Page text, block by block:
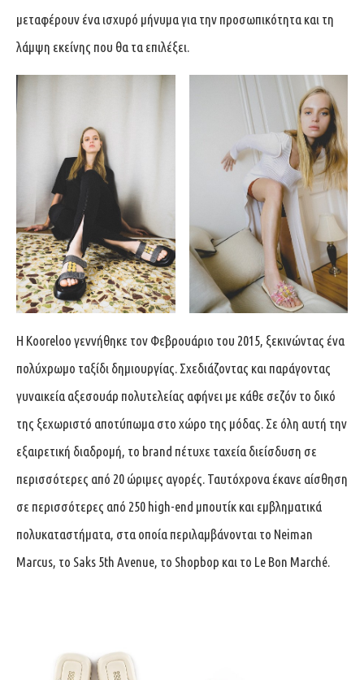
μεταφέρουν ένα ισχυρό μήνυμα για την προσωπικότητα και τη
λάμψη εκείνης που θα τα επιλέξει.
Η Kooreloo γεννήθηκε τον Φεβρουάριο του 2015, ξεκινώντας ένα
πολύχρωμο ταξίδι δημιουργίας. Σχεδιάζοντας και παράγοντας
γυναικεία αξεσουάρ πολυτελείας αφήνει με κάθε σεζόν το δικό
της ξεχωριστό αποτύπωμα στο χώρο της μόδας. Σε όλη αυτή την
εξαιρετική διαδρομή, το brand πέτυχε ταχεία διείσδυση σε
περισσότερες από 20 ώριμες αγορές. Ταυτόχρονα έκανε αίσθηση
σε περισσότερες από 250 high-end μπουτίκ και εμβληματικά
πολυκαταστήματα, στα οποία περιλαμβάνονται το Neiman
Marcus, το Saks 5th Avenue, το Shopbop και το Le Bon Marché.